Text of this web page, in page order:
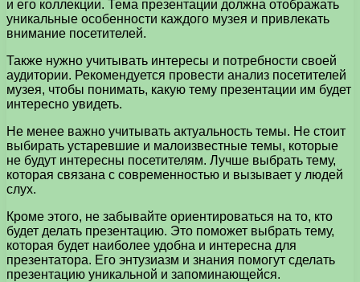
и его коллекции. Тема презентации должна отображать
уникальные особенности каждого музея и привлекать
внимание посетителей.
Также нужно учитывать интересы и потребности своей
аудитории. Рекомендуется провести анализ посетителей
музея, чтобы понимать, какую тему презентации им будет
интересно увидеть.
Не менее важно учитывать актуальность темы. Не стоит
выбирать устаревшие и малоизвестные темы, которые
не будут интересны посетителям. Лучше выбрать тему,
которая связана с современностью и вызывает у людей
слух.
Кроме этого, не забывайте ориентироваться на то, кто
будет делать презентацию. Это поможет выбрать тему,
которая будет наиболее удобна и интересна для
презентатора. Его энтузиазм и знания помогут сделать
презентацию уникальной и запоминающейся.